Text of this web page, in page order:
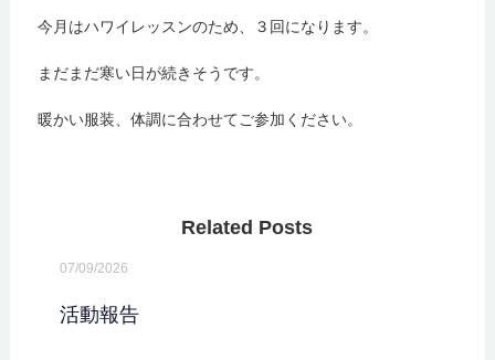
今月はハワイレッスンのため、３回になります。
まだまだ寒い日が続きそうです。
暖かい服装、体調に合わせてご参加ください。
Related Posts
07/09/2026
活動報告